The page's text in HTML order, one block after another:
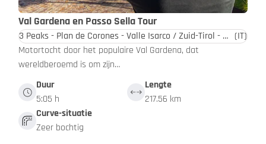
Val Gardena en Passo Sella Tour
3 Peaks - Plan de Corones - Valle Isarco / Zuid-Tirol - Dolomieten (IT)
Motortocht door het populaire Val Gardena, dat
wereldberoemd is om zijn…
Duur
5:05 h
Lengte
217.56 km
Curve-situatie
Zeer bochtig